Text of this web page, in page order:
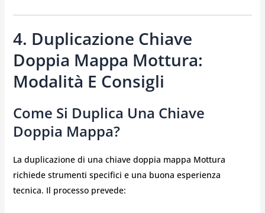
4. Duplicazione Chiave
Doppia Mappa Mottura:
Modalità E Consigli
Come Si Duplica Una Chiave
Doppia Mappa?
La duplicazione di una chiave doppia mappa Mottura
richiede strumenti specifici e una buona esperienza
tecnica. Il processo prevede: